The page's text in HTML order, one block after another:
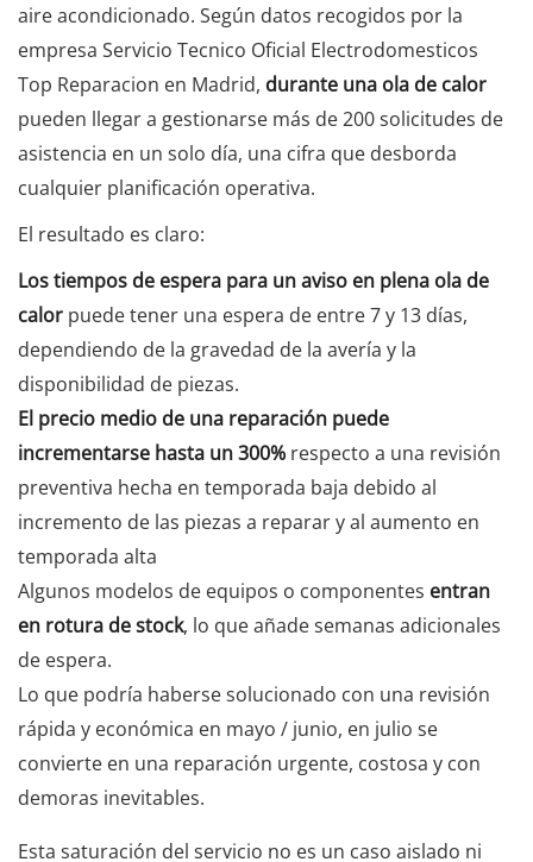
aire acondicionado. Según datos recogidos por la
empresa Servicio Tecnico Oficial Electrodomesticos
Top Reparacion en Madrid, durante una ola de calor
pueden llegar a gestionarse más de 200 solicitudes de
asistencia en un solo día, una cifra que desborda
cualquier planificación operativa.
El resultado es claro:
Los tiempos de espera para un aviso en plena ola de
calor puede tener una espera de entre 7 y 13 días,
dependiendo de la gravedad de la avería y la
disponibilidad de piezas.
El precio medio de una reparación puede
incrementarse hasta un 300% respecto a una revisión
preventiva hecha en temporada baja debido al
incremento de las piezas a reparar y al aumento en
temporada alta
Algunos modelos de equipos o componentes entran
en rotura de stock, lo que añade semanas adicionales
de espera.
Lo que podría haberse solucionado con una revisión
rápida y económica en mayo / junio, en julio se
convierte en una reparación urgente, costosa y con
demoras inevitables.
Esta saturación del servicio no es un caso aislado ni